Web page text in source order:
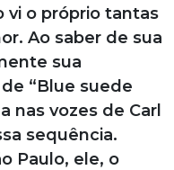
vi o próprio tantas
Ao saber de sua
sua
“Blue suede
nas vozes de Carl
sequência.
Paulo, ele, o